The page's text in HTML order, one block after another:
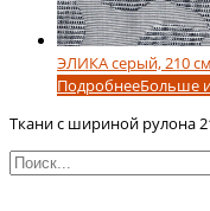
ЭЛИКА серый, 210 см
ПодробнееБольше
Ткани с шириной рулона